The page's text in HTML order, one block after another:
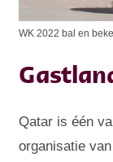
WK 2022 bal en
Qatar is één
organisatie